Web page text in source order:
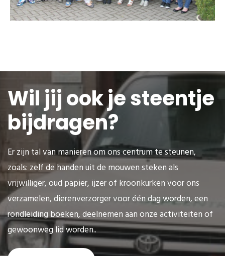
Wil jij ook je steentje
bijdragen?
Er zijn tal van manieren om ons centrum te steunen,
zoals: zelf de handen uit de mouwen steken als
vrijwilliger, oud papier, ijzer of kroonkurken voor ons
verzamelen, dierenverzorger voor één dag worden, een
rondleiding boeken, deelnemen aan onze activiteiten of
gewoonweg lid worden..